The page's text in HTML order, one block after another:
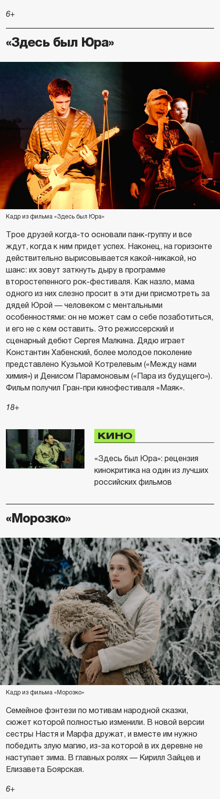
6+
«Здесь был Юра»
Кадр из фильма «Здесь был Юра»
Трое друзей когда-то основали панк-группу и все
ждут, когда к ним придет успех. Наконец, на горизонте
действительно вырисовывается какой-никакой, но
шанс: их зовут заткнуть дыру в программе
второстепенного рок-фестиваля. Как назло, мама
одного из них слезно просит в эти дни присмотреть за
дядей Юрой — человеком с ментальными
особенностями: он не может сам о себе позаботиться,
и его не с кем оставить. Это режиссерский и
сценарный дебют Сергея Малкина. Дядю играет
Константин Хабенский, более молодое поколение
представлено Кузьмой Котрелевым («Между нами
химия») и Денисом Парамоновым («Пара из будущего»).
Фильм получил Гран-при кинофестиваля «Маяк».
18+
КИНО
«Здесь был Юра»: рецензия
кинокритика на один из лучших
российских фильмов
«Морозко»
Кадр из фильма «Морозко»
Семейное фэнтези по мотивам народной сказки,
сюжет которой полностью изменили. В новой версии
сестры Настя и Марфа дружат, и вместе им нужно
победить злую магию, из-за которой в их деревне не
наступает зима. В главных ролях — Кирилл Зайцев и
Елизавета Боярская.
6+